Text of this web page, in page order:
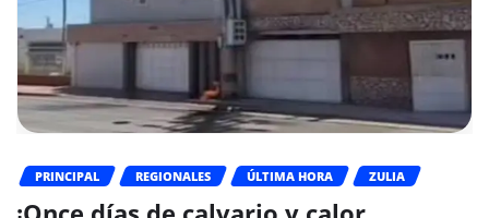
PRINCIPAL REGIONALES ÚLTIMA HORA ZULIA